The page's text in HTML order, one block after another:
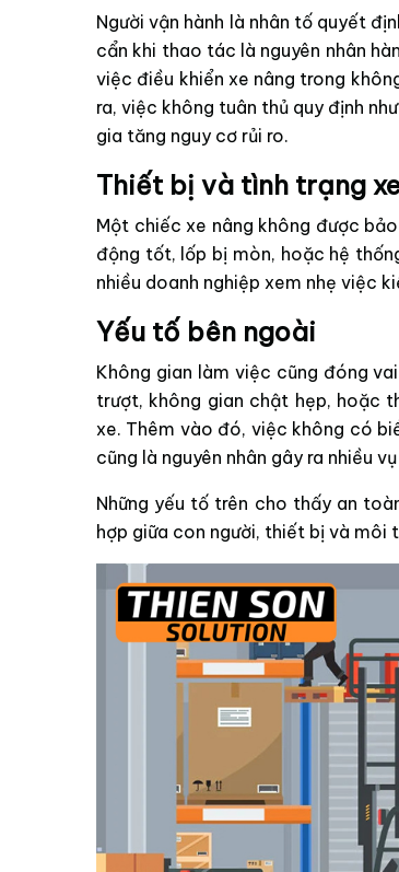
Người vận hành là nhân tố quyết
cẩn khi thao tác là nguyên nhân
việc điều khiển xe nâng trong
ra, việc không tuân thủ quy định
gia tăng nguy cơ rủi ro.
Thiết bị và tình trạng
Một chiếc xe nâng không được
động tốt, lốp bị mòn, hoặc hệ
nhiều doanh nghiệp xem nhẹ việc
Yếu tố bên ngoài
Không gian làm việc cũng đóng
trượt, không gian chật hẹp, hoặc
xe. Thêm vào đó, việc không có
cũng là nguyên nhân gây ra nhiều
Những yếu tố trên cho thấy an
hợp giữa con người, thiết bị và môi